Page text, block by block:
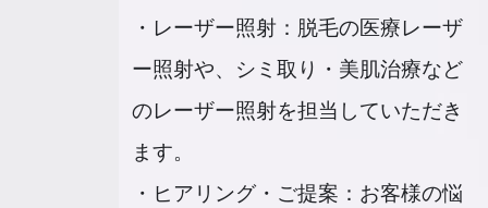
・レーザー照射：脱毛の医療レーザ
ー照射や、シミ取り・美肌治療など
のレーザー照射を担当していただき
ます。
・ヒアリング・ご提案：お客様の悩